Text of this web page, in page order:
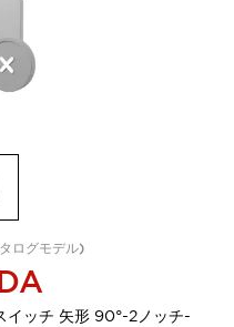
ログモデル)
イッチ 矢形 90°-2ノッチ-